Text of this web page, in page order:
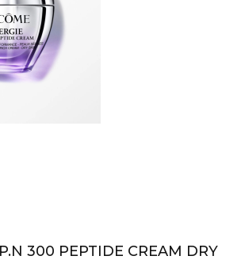
300 PEPTIDE CREAM DRY